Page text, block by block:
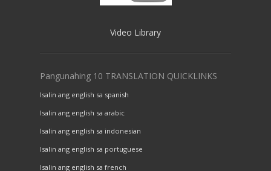
Video Library
Pangunahing 10 TRANSLATION QUICKLINKS
Isalin ang english sa spanish
Isalin ang english sa arabic
Isalin ang english sa indonesian
Isalin ang english sa portuguese
Isalin ang english sa french